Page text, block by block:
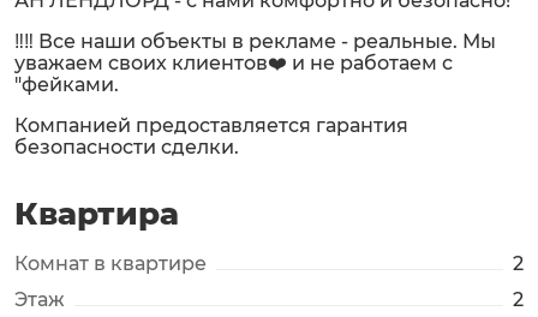
‼️‼️ Все наши объекты в рекламе - реальные. Мы
уважаем своих клиентов❤️ и не работаем с
"фейками.
Компанией предоставляется гарантия
безопасности сделки.
Квартира
Комнат в квартире
2
Этаж
2